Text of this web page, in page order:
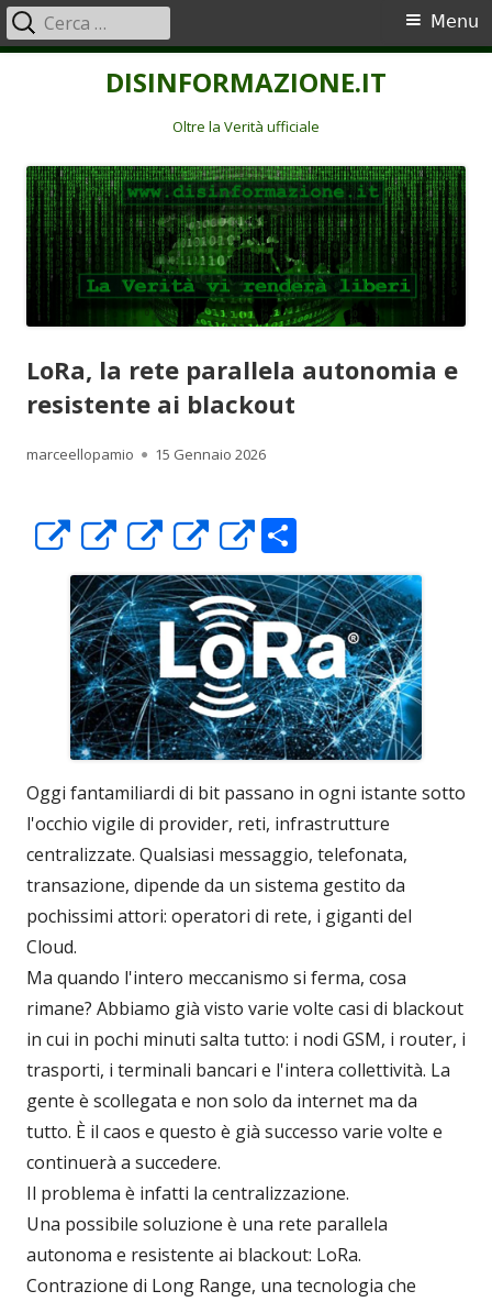
DISINFORMAZIONE.IT
Oltre la Verità ufficiale
Menu
principale
Menu
Ricerca
per:
LoRa, la rete parallela autonomia e
resistente ai blackout
Autore
marceellopamio Pubblicato
15 Gennaio 2026
Apre
in
una
nuova
finestra
Apre
in
una
nuova
finestra
Apre
in
una
nuova
finestra
Apre
in
una
nuova
finestra
Apre
in
una
nuova
finestra
o
n
di
vi
di
Oggi fantamiliardi di bit passano in ogni istante sotto
l'occhio vigile di provider, reti, infrastrutture
centralizzate. Qualsiasi messaggio, telefonata,
transazione, dipende da un sistema gestito da
pochissimi attori: operatori di rete, i giganti del
Cloud.
Ma quando l'intero meccanismo si ferma, cosa
rimane? Abbiamo già visto varie volte casi di blackout
in cui in pochi minuti salta tutto: i nodi GSM, i router, i
trasporti, i terminali bancari e l'intera collettività. La
gente è scollegata e non solo da internet ma da
tutto. È il caos e questo è già successo varie volte e
continuerà a succedere.
Il problema è infatti la centralizzazione.
Una possibile soluzione è una rete parallela
autonoma e resistente ai blackout: LoRa.
Contrazione di Long Range, una tecnologia che